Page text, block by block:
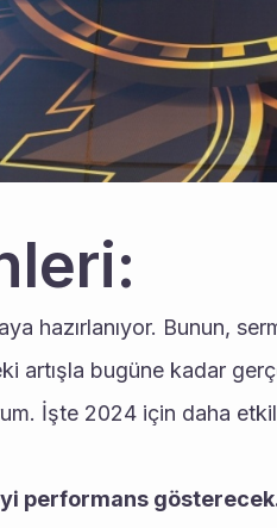
hazırlanıyor. Bunun,
artışla bugüne kadar
İşte 2024 için daha
performans